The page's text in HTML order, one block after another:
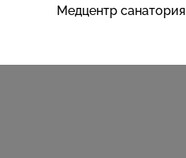
Медцентр санатория